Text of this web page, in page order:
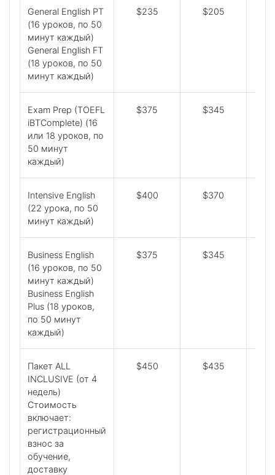
General English PT
(16 уроков, по 50
минут каждый)
General English FT
(18 уроков, по 50
минут каждый)
$235 $205
Exam Prep (TOEFL
iBTComplete) (16
или 18 уроков, по
50 минут
каждый)
$375 $345
Intensive English
(22 урока, по 50
минут каждый)
$400 $370
Business English
(16 уроков, по 50
минут каждый)
Business English
Plus (18 уроков,
по 50 минут
каждый)
$375 $345
Пакет ALL
INCLUSIVE (от 4
недель)
Стоимость
включает:
регистрационный
взнос за
обучение,
доставку
$450 $435